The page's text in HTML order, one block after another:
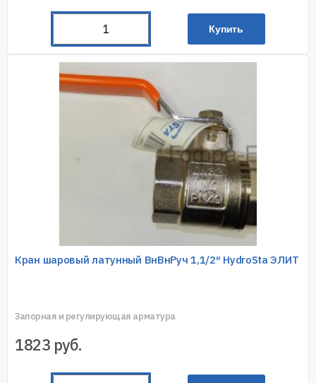
Купить
Кран шаровый латунный ВнВнРуч 1,1/2″ HydroSta ЭЛИТ
Запорная и регулирующая арматура
1823 руб.